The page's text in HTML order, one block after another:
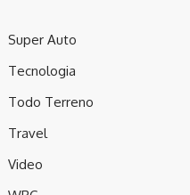
Super Auto
Tecnologia
Todo Terreno
Travel
Video